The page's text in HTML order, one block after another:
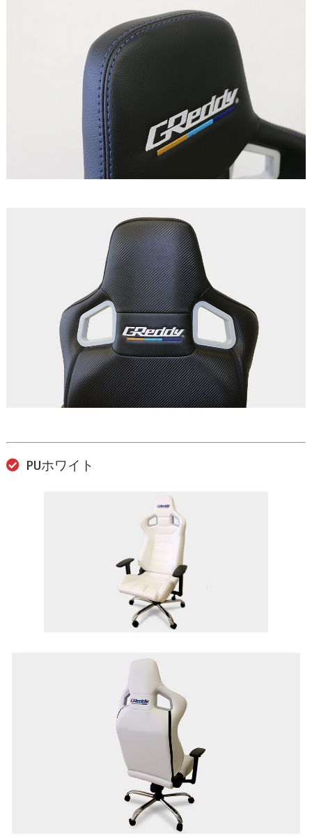
PUホワイト